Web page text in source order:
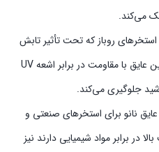
می‌کند.
روباز که تحت تأثیر تابش
مستقیم خورشید قرار دارند، این عایق با مقاومت در برابر اشعه UV
جلوگیری می‌کند.
عایق نانو برای استخرهای صنعتی و
در برابر مواد شیمیایی دارند نیز